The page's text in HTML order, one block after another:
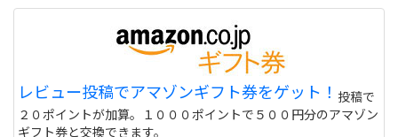
レビュー投稿でアマゾンギフト券をゲット！ 投稿で
２０ポイントが加算。１０００ポイントで５００円分のアマゾン
ギフト券と交換できます。